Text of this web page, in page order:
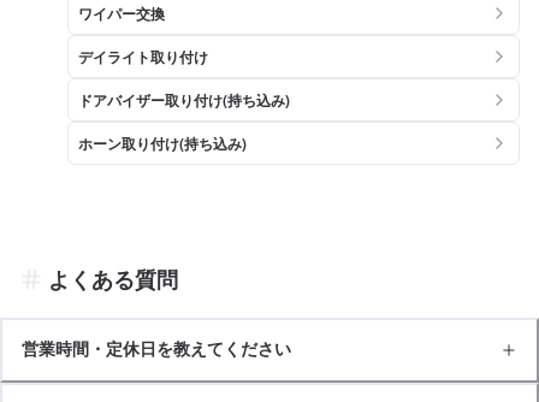
ワイパー交換
デイライト取り付け
ドアバイザー取り付け(持ち込み)
ホーン取り付け(持ち込み)
よくある質問
営業時間・定休日を教えてください